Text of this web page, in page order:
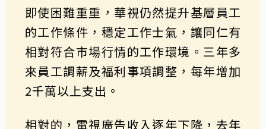
即使困難重重，華視仍然提升基層員工
的工作條件，穩定工作士氣，讓同仁有
相對符合市場行情的工作環境。三年多
來員工調薪及福利事項調整，每年增加
2千萬以上支出。
相對的，電視廣告收入逐年下降，去年